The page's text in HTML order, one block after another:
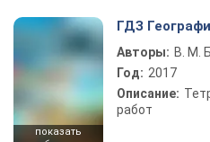
показать
ГДЗ
Авторы: В. М.
Год: 2017
Описание:
работ